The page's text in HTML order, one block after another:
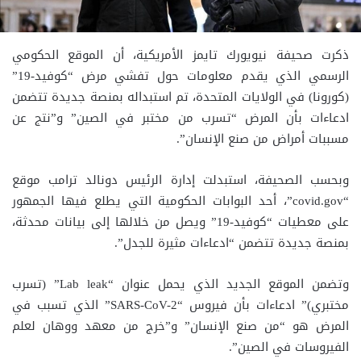
ذكرت صحيفة نيويورك تايمز الأمريكية، أن الموقع الحكومي
الرسمي الذي يقدم معلومات حول تفشي مرض “كوفيد-19”
(كورونا) في الولايات المتحدة، تم استبداله بمنصة جديدة تتضمن
ادعاءات بأن المرض “تسرب من مختبر في الصين” و”نتج عن
مسببات أمراض من صنع الإنسان”.
وبحسب الصحيفة، استبدلت إدارة الرئيس دونالد ترامب موقع
“covid.gov”، أحد البوابات الحكومية التي يطلع فيها الجمهور
على معطيات “كوفيد-19” ويصل من خلالها إلى بيانات محدثة،
بمنصة جديدة تتضمن “ادعاءات مثيرة للجدل”.
وتضمن الموقع الجديد الذي يحمل عنوان “Lab leak” (تسرب
مختبري)” ادعاءات بأن فيروس “SARS-CoV-2” الذي تسبب في
المرض هو “من صنع الإنسان” و”خرج من معهد ووهان لعلم
الفيروسات في الصين”.